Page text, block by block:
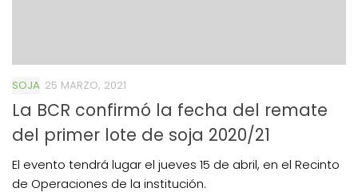
SOJA 25 MARZO, 2021
La BCR confirmó la fecha del remate
del primer lote de soja 2020/21
El evento tendrá lugar el jueves 15 de abril, en el Recinto
de Operaciones de la institución.